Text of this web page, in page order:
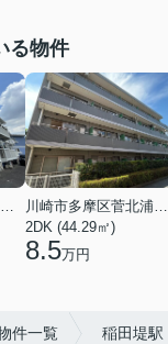
る物件
川崎市多摩区菅稲田堤２丁目
川崎市多摩区菅北浦２丁目
2DK (44.29㎡)
8.5万円
件一覧 稲田堤駅